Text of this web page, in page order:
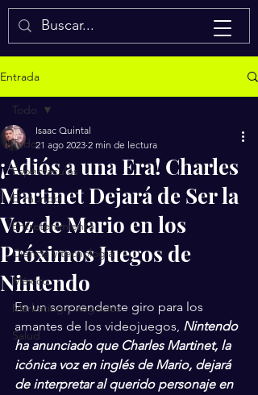
Isaac Quintal
Entrada
Todo
Espectáculos
El mundo
Entretenimiento
Ciencia y tecnología
México
Marketing y negocios
Salud
Todo
¡Adiós a una Era! Charles
Martinet Dejará de Ser la
Voz de Mario en los
Próximos Juegos de
Nintendo
Isaac Quintal
21 ago 2023 2 min de lectura
En un sorprendente giro para los
amantes de los videojuegos, Nintendo
ha anunciado que Charles Martinet, la
icónica voz en inglés de Mario, dejará
de interpretar al querido personaje en